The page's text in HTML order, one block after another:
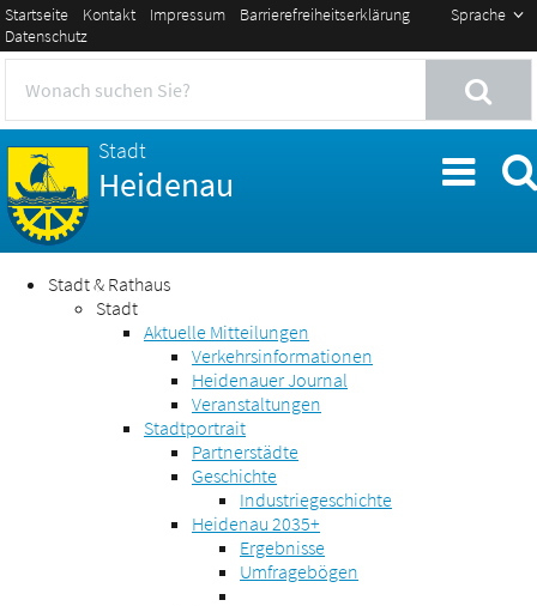
Sprache
Startseite Kontakt Impressum
Barrierefreiheitserklärung
Datenschutz
Stadt
Heidenau
Stadt & Rathaus
Stadt
Aktuelle Mitteilungen
Verkehrsinformationen
Heidenauer Journal
Veranstaltungen
Stadtportrait
Partnerstädte
Geschichte
Industriegeschichte
Heidenau 2035+
Ergebnisse
Umfragebögen